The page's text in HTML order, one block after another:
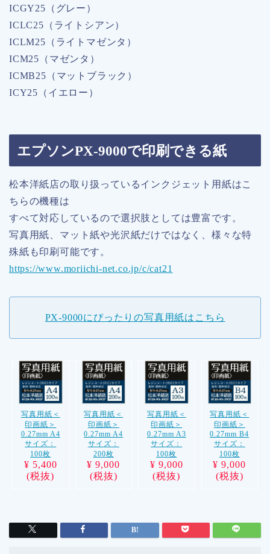
ICGY25（グレー）
ICLC25（ライトシアン）
ICLM25（ライトマゼンタ）
ICM25（マゼンタ）
ICMB25（マットブラック）
ICY25（イエロー）
エプソンPX-9000で印刷できる紙
松本洋紙店の取り扱っているインクジェット用紙はこ
ちらの機種は
すべて対応しているので選択肢としては豊富です。
写真用紙、マット紙や光沢紙だけではなく、様々な特
殊紙も印刷可能です。
https://www.moriichi-net.co.jp/c/cat21
PX-9000にぴったりの写真用紙はこちら
写真用紙＜
印画紙＞
0.27mm A4
サイズ：
100枚
¥ 5,400
(税抜)
写真用紙＜
印画紙＞
0.27mm A4
サイズ：
200枚
¥ 9,000
(税抜)
写真用紙＜
印画紙＞
0.27mm A3
サイズ：
100枚
¥ 9,000
(税抜)
写真用紙＜
印画紙＞
0.27mm B4
サイズ：
100枚
¥ 9,000
(税抜)